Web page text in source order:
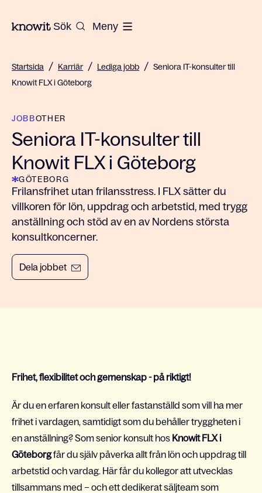
Till startsidan på Knowit
Sök Meny
Startsida / Karriär / Lediga jobb / Seniora IT-konsulter till
Knowit FLX i Göteborg
JOBBOTHER
Seniora IT-konsulter till
Knowit FLX i Göteborg
GÖTEBORG
Frilansfrihet utan frilansstress. I FLX sätter du
villkoren för lön, uppdrag och arbetstid, med trygg
anställning och stöd av en av Nordens största
konsultkoncerner.
Dela jobbet
Frihet, flexibilitet och gemenskap - på riktigt!
Är du en erfaren konsult eller fastanställd som vill ha mer
frihet i vardagen, samtidigt som du behåller tryggheten i
en anställning? Som senior konsult hos Knowit FLX i
Göteborgfår du själv påverka allt från lön och uppdrag till
arbetstid och vardag. Här får du kollegor att utvecklas
tillsammans med – och ett dedikerat säljteam som